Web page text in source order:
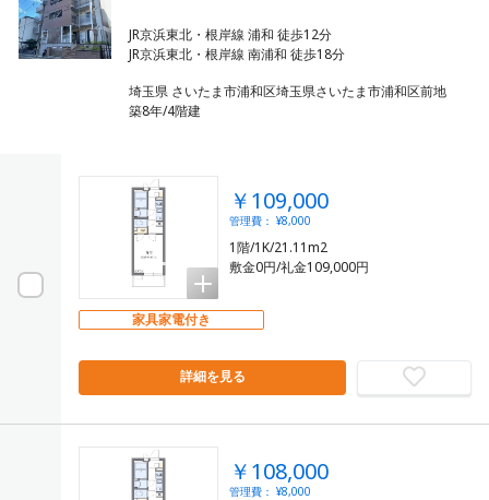
JR京浜東北・根岸線 浦和 徒歩12分
埼玉県 さいたま市浦和区埼玉県さいたま市浦和区前地
築8年/4階建
￥109,000
管理費： ¥8,000
1階/1K/21.11m2
敷金0円/礼金109,000円
家具家電付き
詳細を見る
￥108,000
管理費： ¥8,000